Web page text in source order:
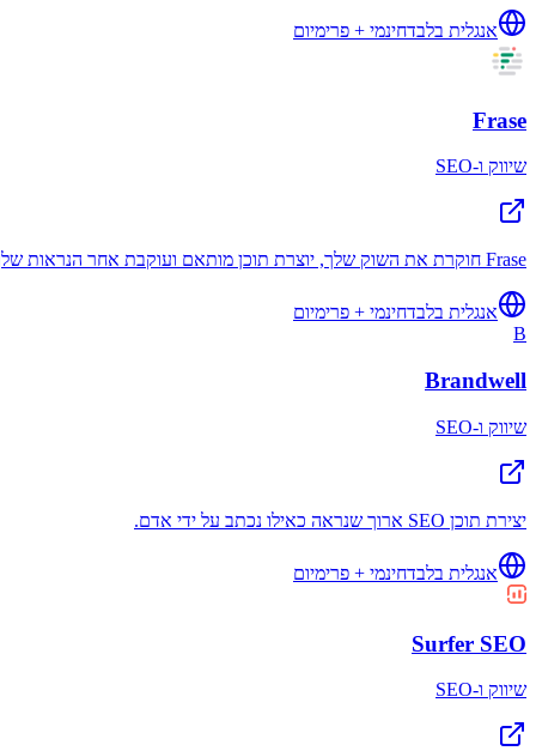
אנגלית בלבדחינמי + פרימיום
Frase
שיווק ו-SEO
Frase חוקרת את השוק שלך, יוצרת תוכן מותאם ועוקבת אחר הנראות שלך בגוגל, ChatGPT ו-Perplexity. פלטפורמת ה-SEO וה-GEO הסוכנתית, בה סומכים אלפי...
אנגלית בלבדחינמי + פרימיום
B
Brandwell
שיווק ו-SEO
יצירת תוכן SEO ארוך שנראה כאילו נכתב על ידי אדם.
אנגלית בלבדחינמי + פרימיום
Surfer SEO
שיווק ו-SEO